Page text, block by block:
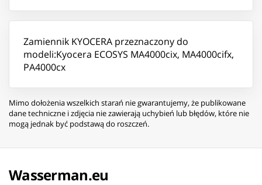
Zamiennik KYOCERA przeznaczony do
modeli:Kyocera ECOSYS MA4000cix, MA4000cifx,
PA4000cx
Mimo dołożenia wszelkich starań nie gwarantujemy, że publikowane
dane techniczne i zdjęcia nie zawierają uchybień lub błędów, które nie
mogą jednak być podstawą do roszczeń.
Wasserman.eu